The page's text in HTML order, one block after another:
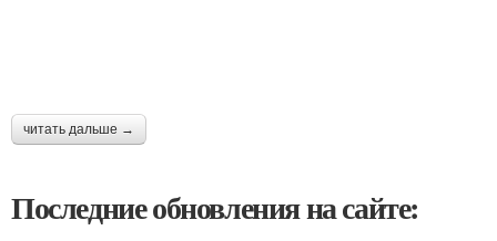
читать дальше →
Последние обновления на сайте: